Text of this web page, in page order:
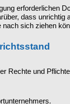
erforderlichen
dass
nach sich ziehen
Rechte und